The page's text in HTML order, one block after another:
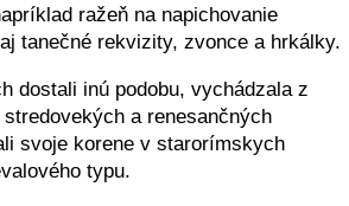
ražeň na napichovanie
tanečné rekvizity, zvonce a hrkálky.
dostali inú podobu, vychádzala z
a renesančných
svoje korene v starorímskych
typu.